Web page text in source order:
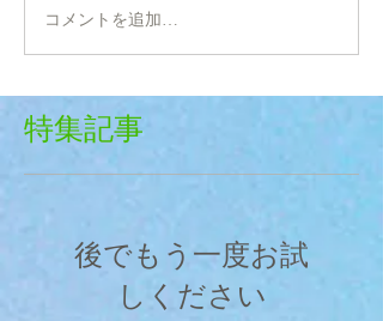
コメントを追加…
特集記事
後でもう一度お試
しください